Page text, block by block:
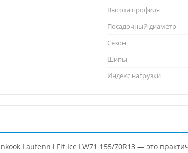
Высота профиля
Посадочный диаметр
Сезон
Шипы
Индекс нагрузки
Laufenn i Fit Ice LW71 155/70R13 — это